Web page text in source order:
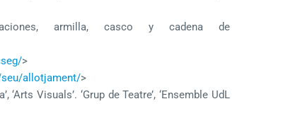
armilla, casco y cadena de
>
allotjament/>
Visuals’. ‘Grup de Teatre’, ‘Ensemble UdL